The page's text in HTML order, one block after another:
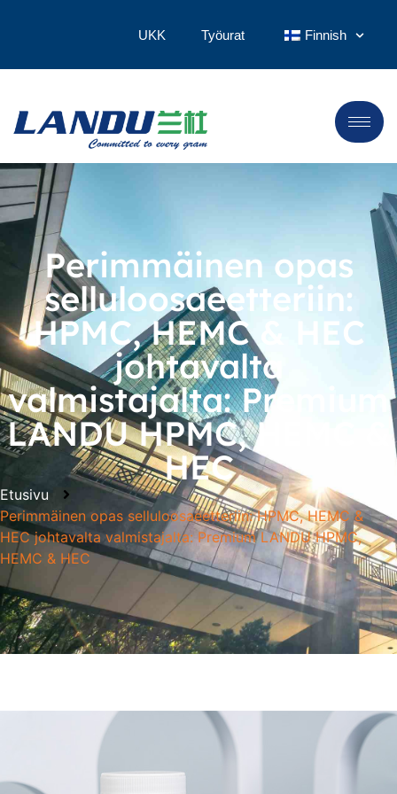
UKK Työurat Finnish
Perimmäinen opas
selluloosaeetteriin:
HPMC, HEMC & HEC
johtavalta
valmistajalta: Premium
LANDU HPMC, HEMC &
HEC
Etusivu
Perimmäinen opas selluloosaeetteriin: HPMC, HEMC &
HEC johtavalta valmistajalta: Premium LANDU HPMC,
HEMC & HEC